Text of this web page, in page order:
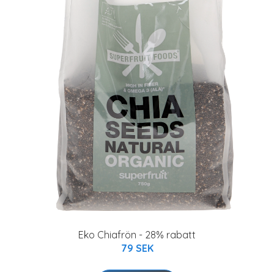
Eko Chiafrön - 28% rabatt
79 SEK